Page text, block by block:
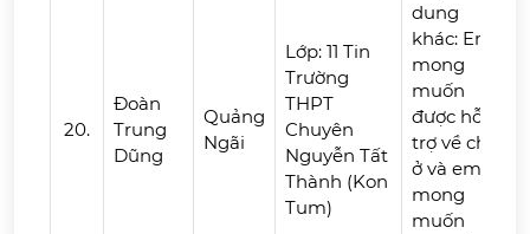
20.
Đoàn
Trung
Dũng
Quảng
Ngãi
Lớp: 11 Tin
Trường
THPT
Chuyên
Nguyễn Tất
Thành (Kon
Tum)
dung
khác: Em
mong
muốn
được hỗ
trợ về chỗ
ở và em
mong
muốn